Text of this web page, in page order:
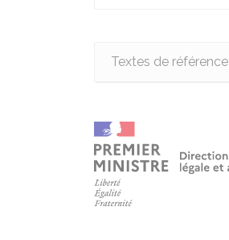
Textes de référence